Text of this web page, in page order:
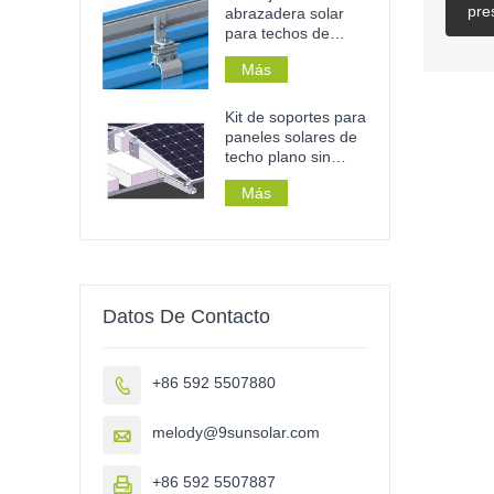
comercial.
abrazadera solar
para techos de
chapa con juntas
engatilladas.
Más
Kit de soportes para
paneles solares de
techo plano sin
perforaciones y
lastre para techos.
Más
Datos De Contacto
 +86 592 5507880
 melody@9sunsolar.com
 +86 592 5507887